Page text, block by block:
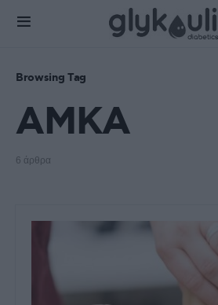
Browsing Tag
ΑΜΚΑ
6 άρθρα